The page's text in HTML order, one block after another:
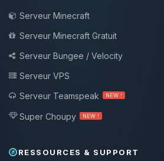
Serveur Minecraft
Serveur Minecraft Gratuit
Serveur Bungee / Velocity
Serveur VPS
Serveur Teamspeak
NEW !
Super Choupy NEW !
RESSOURCES & SUPPORT